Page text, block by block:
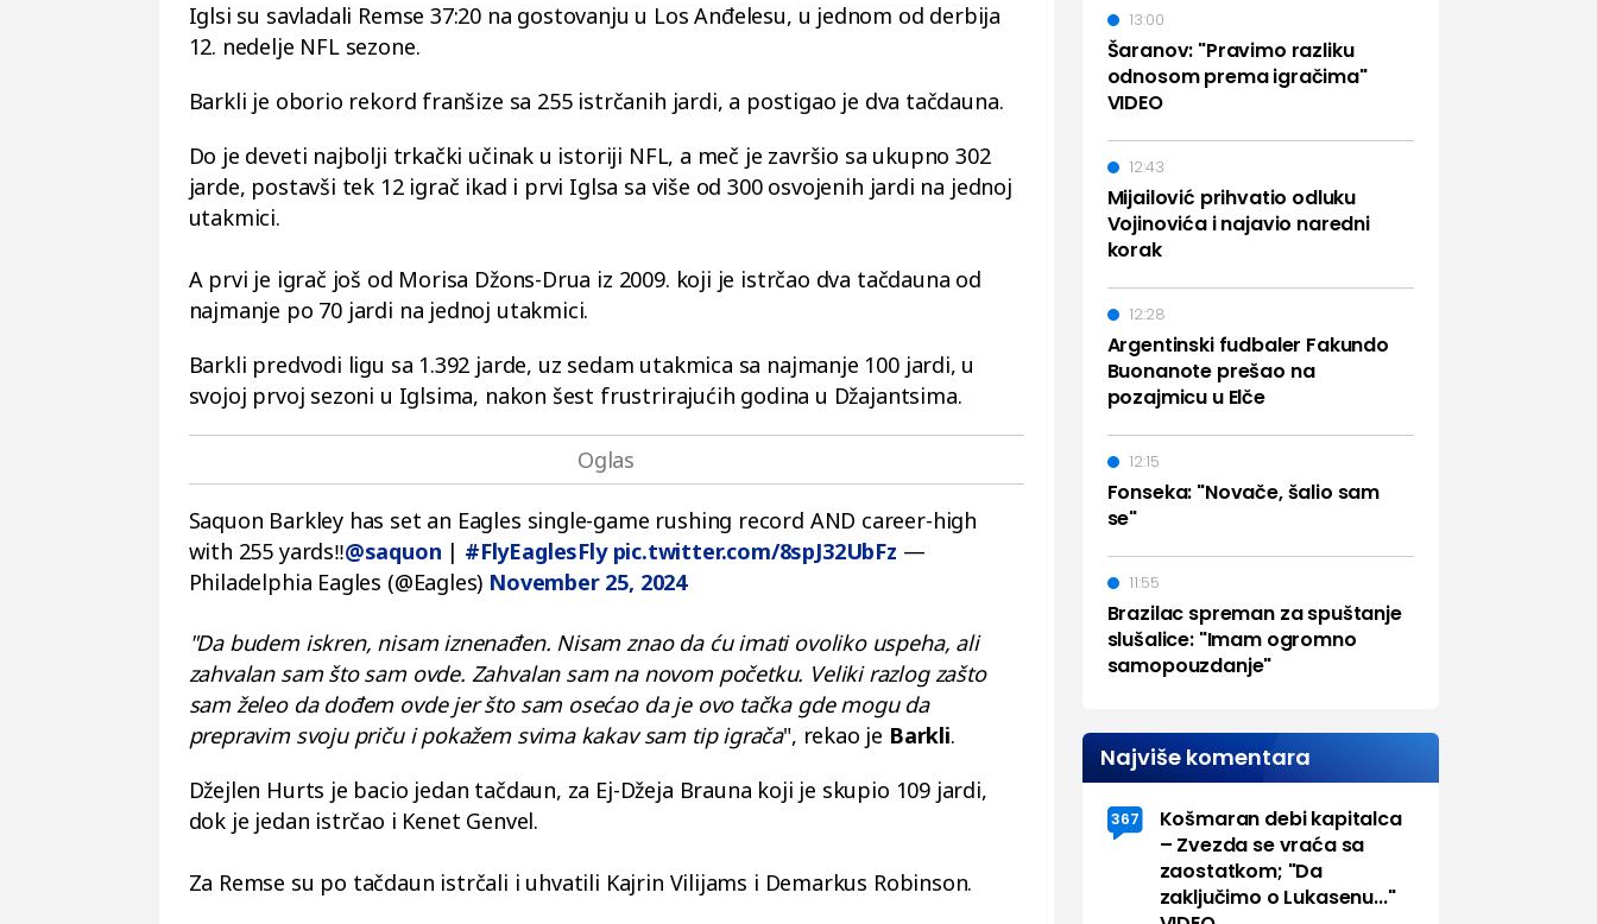
Iglsi su savladali Remse 37:20 na gostovanju u Los Anđelesu, u jednom od derbija
12. nedelje NFL sezone.
Barkli je oborio rekord franšize sa 255 istrčanih jardi, a postigao je dva tačdauna.
Do je deveti najbolji trkački učinak u istoriji NFL, a meč je završio sa ukupno 302
jarde, postavši tek 12 igrač ikad i prvi Iglsa sa više od 300 osvojenih jardi na jednoj
utakmici.
A prvi je igrač još od Morisa Džons-Drua iz 2009. koji je istrčao dva tačdauna od
najmanje po 70 jardi na jednoj utakmici.
Barkli predvodi ligu sa 1.392 jarde, uz sedam utakmica sa najmanje 100 jardi, u
svojoj prvoj sezoni u Iglsima, nakon šest frustrirajućih godina u Džajantsima.
Saquon Barkley has set an Eagles single-game rushing record AND career-high
with 255 yards‼️@saquon | #FlyEaglesFly pic.twitter.com/8spJ32UbFz —
Philadelphia Eagles (@Eagles) November 25, 2024
"Da budem iskren, nisam iznenađen. Nisam znao da ću imati ovoliko uspeha, ali
zahvalan sam što sam ovde. Zahvalan sam na novom početku. Veliki razlog zašto
sam želeo da dođem ovde jer što sam osećao da je ovo tačka gde mogu da
prepravim svoju priču i pokažem svima kakav sam tip igrača", rekao je Barkli.
Džejlen Hurts je bacio jedan tačdaun, za Ej-Džeja Brauna koji je skupio 109 jardi,
dok je jedan istrčao i Kenet Genvel.
Za Remse su po tačdaun istrčali i uhvatili Kajrin Vilijams i Demarkus Robinson.
Šaranov: "Pravimo razliku
odnosom prema igračima"
VIDEO
13:00
Mijailović prihvatio odluku
Vojinovića i najavio naredni
korak
12:43
Argentinski fudbaler Fakundo
Buonanote prešao na
pozajmicu u Elče
12:28
Fonseka: "Novače, šalio sam
se"
12:15
Brazilac spreman za spuštanje
slušalice: "Imam ogromno
samopouzdanje"
11:55
Najviše komentara
367
Košmaran debi kapitalca
– Zvezda se vraća sa
zaostatkom; "Da
zaključimo o Lukasenu..."